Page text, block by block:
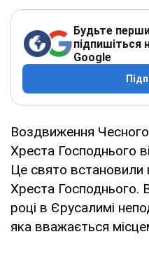
Будьте
підпишіться
Google
Воздвиження
Хреста Господнього
Це свято встановили
Хреста Господнього.
році в Єрусалимі
яка вважається